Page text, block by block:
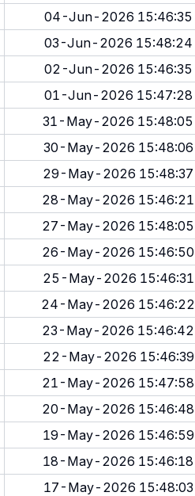
04-Jun-2026 15:46:35
03-Jun-2026 15:48:24
02-Jun-2026 15:46:35
01-Jun-2026 15:47:28
31-May-2026 15:48:05
30-May-2026 15:48:06
29-May-2026 15:48:37
28-May-2026 15:46:21
27-May-2026 15:48:05
26-May-2026 15:46:50
25-May-2026 15:46:31
24-May-2026 15:46:22
23-May-2026 15:46:42
22-May-2026 15:46:39
21-May-2026 15:47:58
20-May-2026 15:46:48
19-May-2026 15:46:59
18-May-2026 15:46:18
17-May-2026 15:48:03